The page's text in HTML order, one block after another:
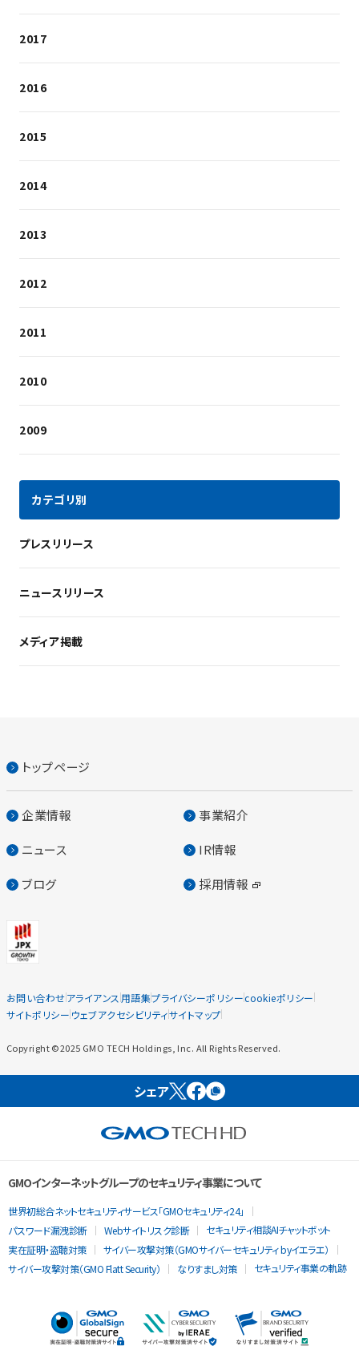
2017
2016
2015
2014
2013
2012
2011
2010
2009
カテゴリ別
プレスリリース
ニュースリリース
メディア掲載
トップページ
企業情報 事業紹介
ニュース IR情報
ブログ 採用情報
お問い合わせアライアンス 用語集プライバシーポリシーcookieポリシー
サイトポリシー ウェブアクセシビリティサイトマップ
Copyright ©2025 GMO TECH Holdings, Inc. All Rights Reserved.
シェア
GMOインターネットグループのセキュリティ事業について
世界初総合ネットセキュリティサービス「GMOセキュリティ24」
パスワード漏洩診断
Webサイトリスク診断
セキュリティ相談AIチャットボット
実在証明・盗聴対策
サイバー攻撃対策（GMOサイバーセキュリティ byイエラエ）
サイバー攻撃対策（GMO Flatt Security）
なりすまし対策 セキュリティ事業の軌跡